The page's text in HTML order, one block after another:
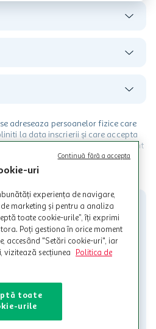
adreseaza persoanelor fizice care
la data inscrierii și care accepta
Ofertele MyCLUB Auchan sunt
Beneficiile se acorda in
o singura data in perioada promotiei.
indicate de Auchan si
cu alti comercianți sau pentru alte
in Termene si Conditii. Auchan
utilizarii Cardului in perioada in
in perioada in care sunt efectuate
la sistemul de utilizarea al Cardului.
MAI MULT
la dispozitie.
contact@auchan.ro
uri
experiența de navigare,
marketing și pentru a analiza
toate cookie-urile”, îți exprimi
Poți gestiona în orice moment
accesând "Setări cookie-uri", iar
vizitează secțiunea
Politica de
toate
urile
Continuă fără a accepta